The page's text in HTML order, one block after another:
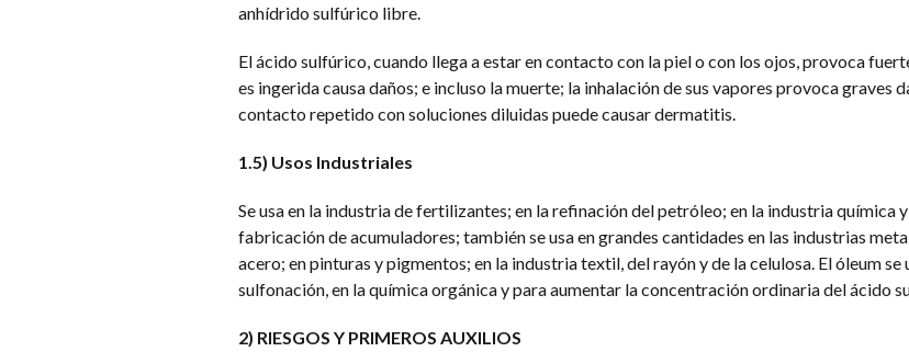
anhídrido sulfúrico libre.
El ácido sulfúrico, cuando llega a estar en contacto con la piel o con los ojos, provoca
es ingerida causa daños; e incluso la muerte; la inhalación de sus vapores provoca graves
contacto repetido con soluciones diluidas puede causar dermatitis.
1.5) Usos Industriales
Se usa en la industria de fertilizantes; en la refinación del petróleo; en la industria química
fabricación de acumuladores; también se usa en grandes cantidades en las industrias
acero; en pinturas y pigmentos; en la industria textil, del rayón y de la celulosa. El óleum se
sulfonación, en la química orgánica y para aumentar la concentración ordinaria del ácido
2) RIESGOS Y PRIMEROS AUXILIOS